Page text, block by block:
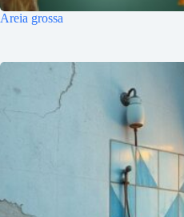
Areia grossa